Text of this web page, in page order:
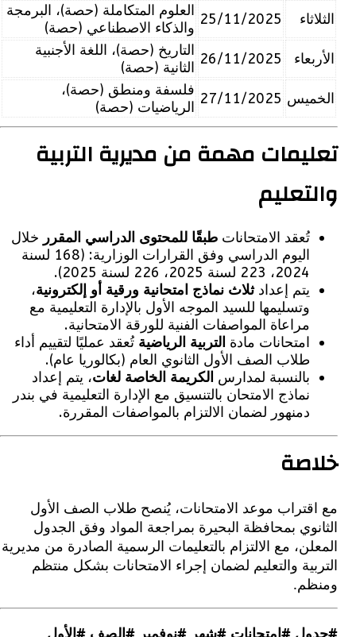
25/11/2025 العلوم المتكاملة (حصة)، البرمجة
والذكاء الاصطناعي (حصة)
26/11/2025 التاريخ (حصة)، اللغة الأجنبية
الثانية (حصة)
27/11/2025 فلسفة ومنطق (حصة)،
الرياضيات (حصة)
مهمة من مديرية التربية
تُعقد الامتحاناتطبقًا للمحتوى الدراسي المقررخلال
اليوم الدراسي وفق القرارات الوزارية: (168 لسنة
يتم إعدادثلاث نماذج امتحانية ورقية أو إلكترونية،
وتسليمها للسيد الموجه الأول بالإدارة التعليمية مع
مراعاة المواصفات الفنية للورقة الامتحانية.
امتحانات مادةالتربية الرياضية تُعقد عمليًا لتقييم أداء
طلاب الصف الأول الثانوي العام (بكالوريا عام).
بالنسبة لمدارسالكريمة الخاصة لغات، يتم إعداد
نماذج الامتحان بالتنسيق مع الإدارة التعليمية في بندر
دمنهور لضمان الالتزام بالمواصفات المقررة.
موعد الامتحانات، يُنصح طلاب الصف الأول
بمحافظة البحيرة بمراجعة المواد وفق الجدول
مع الالتزام بالتعليمات الرسمية الصادرة من مديرية
والتعليم لضمان إجراء الامتحانات بشكل منتظم
#امتحانات #شهر #نوفمبر #الصف #الأول